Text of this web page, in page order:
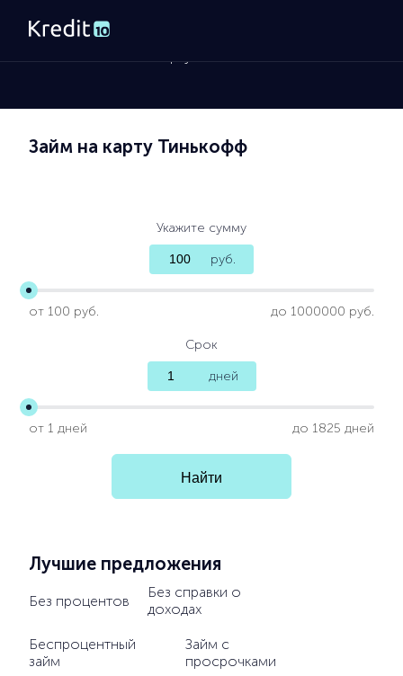
Займ на карту Тинькофф
Укажите сумму
руб.
от 100 руб. до 1000000 руб.
Срок
дней
от 1 дней до 1825 дней
Лучшие предложения
Без процентов
Без справки о
доходах
Беспроцентный
займ
Займ с
просрочками